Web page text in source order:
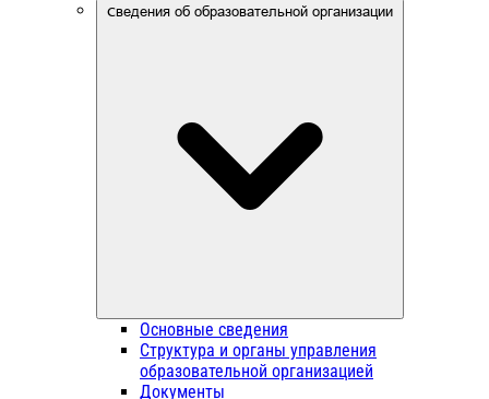
Сведения об образовательной организации
Основные сведения
Структура и органы управления
образовательной организацией
Документы